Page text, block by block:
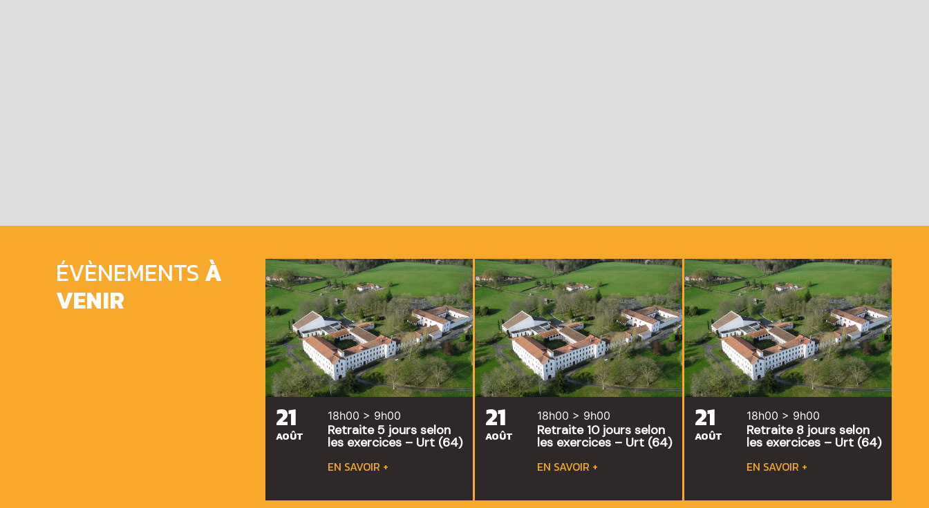
ÉVÈNEMENTS À
VENIR
21
AOÛT
18h00 > 9h00
Retraite 5 jours selon
les exercices – Urt (64)
EN SAVOIR +
21
AOÛT
18h00 > 9h00
Retraite 10 jours selon
les exercices – Urt (64)
EN SAVOIR +
21
AOÛT
18h00 > 9h00
Retraite 8 jours selon
les exercices – Urt (64)
EN SAVOIR +